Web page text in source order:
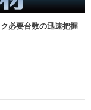
必要台数の迅速把握